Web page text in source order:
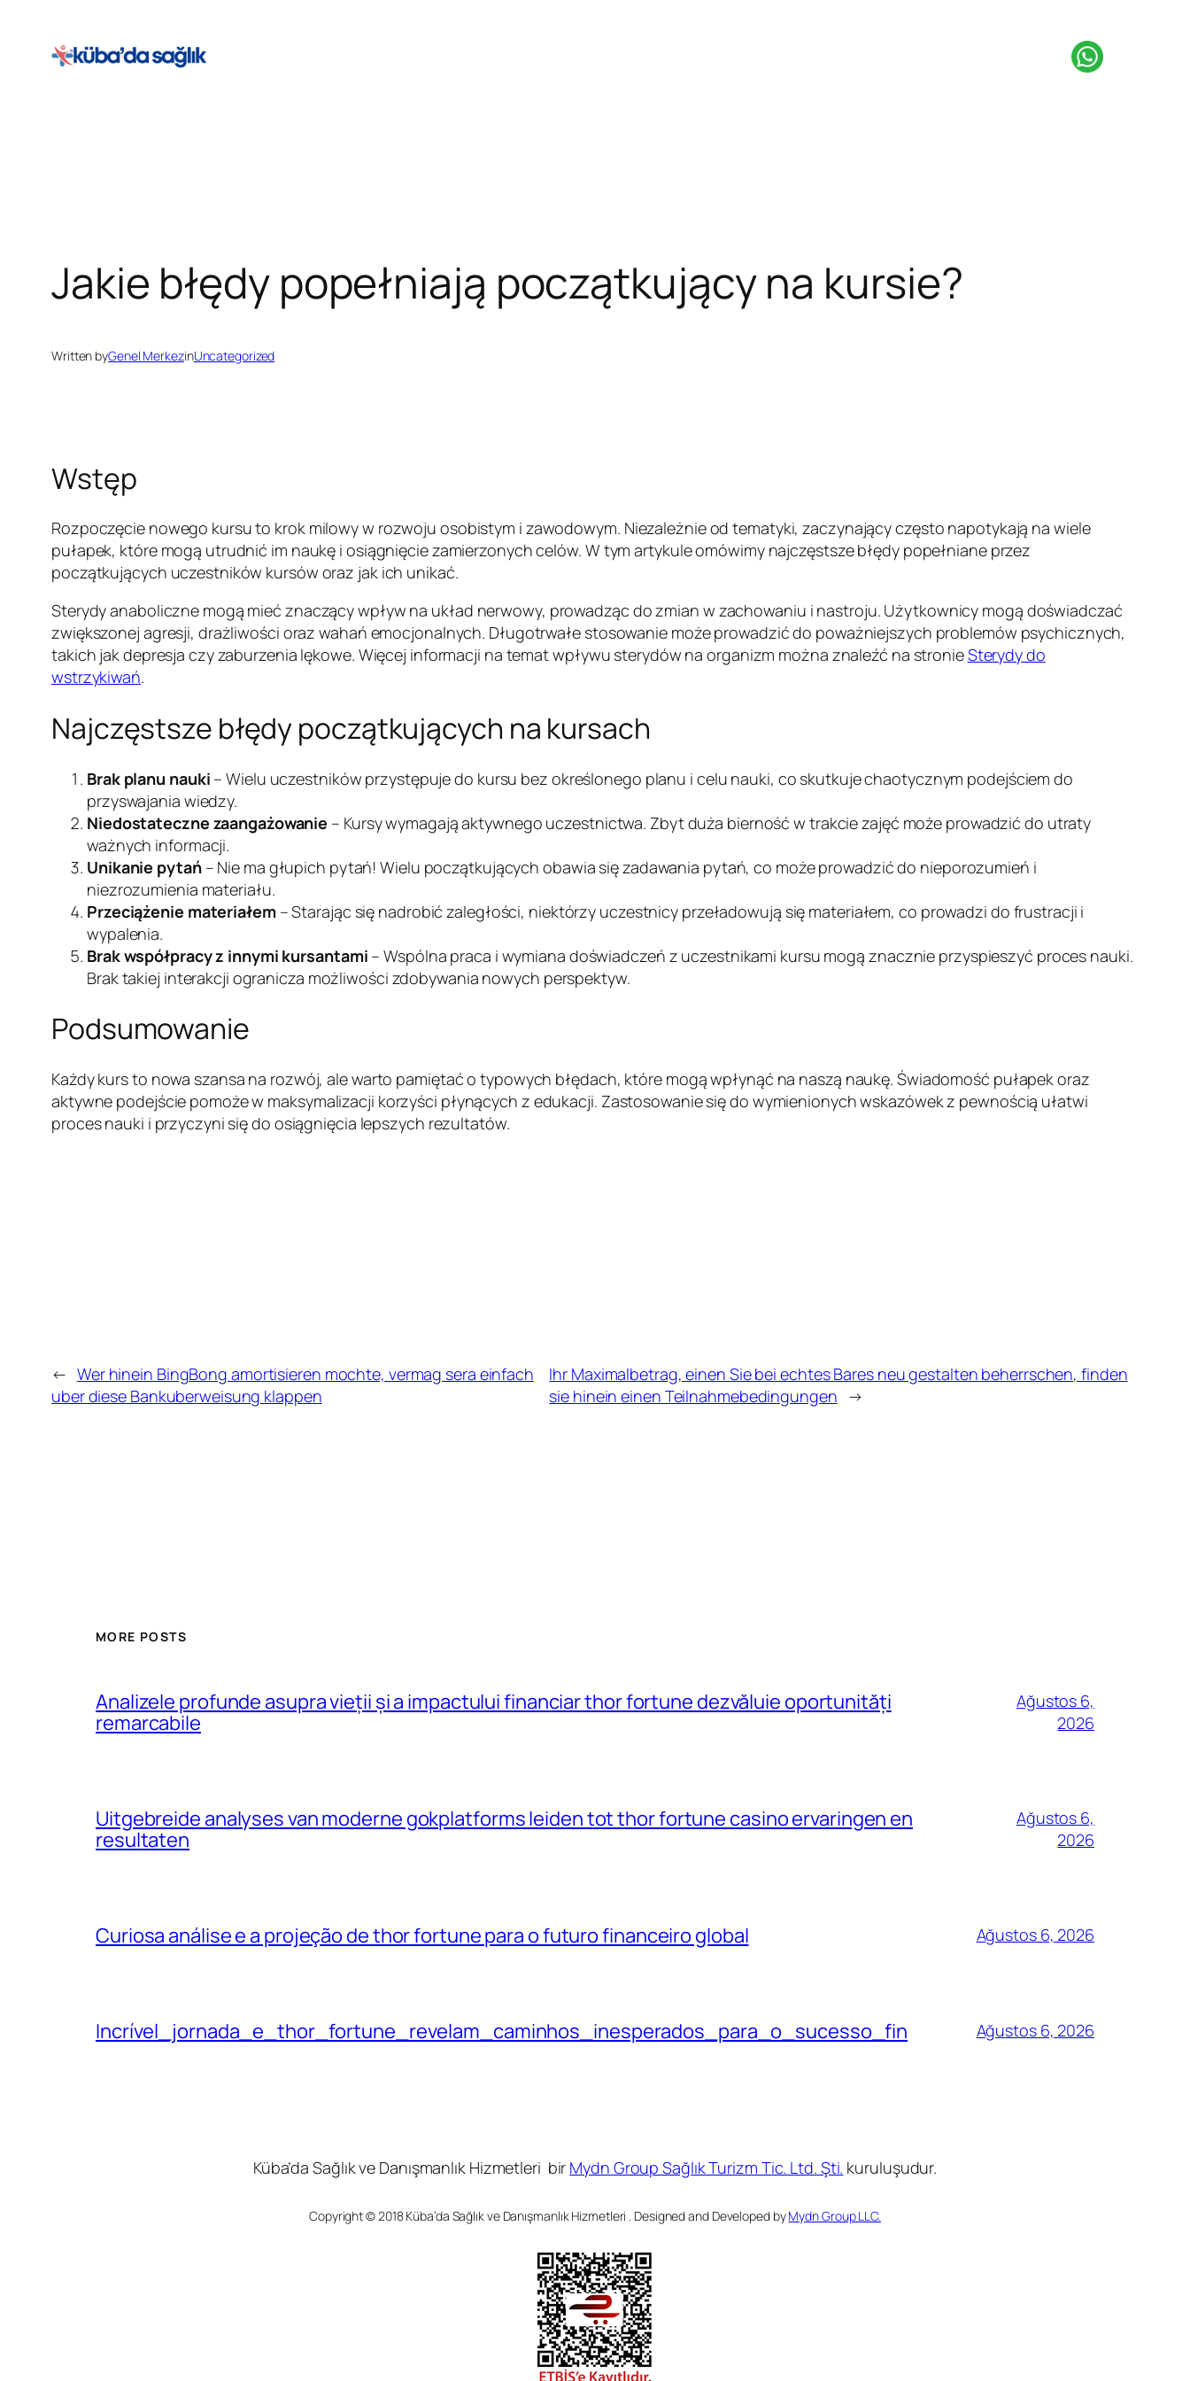
Jakie błędy popełniają początkujący na kursie?
Written byGenel MerkezinUncategorized
Wstęp
Rozpoczęcie nowego kursu to krok milowy w rozwoju osobistym i zawodowym. Niezależnie od tematyki, zaczynający często napotykają na wiele
pułapek, które mogą utrudnić im naukę i osiągnięcie zamierzonych celów. W tym artykule omówimy najczęstsze błędy popełniane przez
początkujących uczestników kursów oraz jak ich unikać.
Sterydy anaboliczne mogą mieć znaczący wpływ na układ nerwowy, prowadząc do zmian w zachowaniu i nastroju. Użytkownicy mogą doświadczać
zwiększonej agresji, drażliwości oraz wahań emocjonalnych. Długotrwałe stosowanie może prowadzić do poważniejszych problemów psychicznych,
takich jak depresja czy zaburzenia lękowe. Więcej informacji na temat wpływu sterydów na organizm można znaleźć na stronieSterydy do
wstrzykiwań.
Najczęstsze błędy początkujących na kursach
Brak planu nauki – Wielu uczestników przystępuje do kursu bez określonego planu i celu nauki, co skutkuje chaotycznym podejściem do
przyswajania wiedzy.
Niedostateczne zaangażowanie – Kursy wymagają aktywnego uczestnictwa. Zbyt duża bierność w trakcie zajęć może prowadzić do utraty
ważnych informacji.
Unikanie pytań– Nie ma głupich pytań! Wielu początkujących obawia się zadawania pytań, co może prowadzić do nieporozumień i
niezrozumienia materiału.
Przeciążenie materiałem– Starając się nadrobić zaległości, niektórzy uczestnicy przeładowują się materiałem, co prowadzi do frustracji i
wypalenia.
Brak współpracy z innymi kursantami – Wspólna praca i wymiana doświadczeń z uczestnikami kursu mogą znacznie przyspieszyć proces nauki.
Brak takiej interakcji ogranicza możliwości zdobywania nowych perspektyw.
Podsumowanie
Każdy kurs to nowa szansa na rozwój, ale warto pamiętać o typowych błędach, które mogą wpłynąć na naszą naukę. Świadomość pułapek oraz
aktywne podejście pomoże w maksymalizacji korzyści płynących z edukacji. Zastosowanie się do wymienionych wskazówek z pewnością ułatwi
proces nauki i przyczyni się do osiągnięcia lepszych rezultatów.
← Wer hinein BingBong amortisieren mochte, vermag sera einfach
uber diese Bankuberweisung klappen
Ihr Maximalbetrag, einen Sie bei echtes Bares neu gestalten beherrschen, finden
sie hinein einen Teilnahmebedingungen →
MORE POSTS
Analizele profunde asupra vieții și a impactului financiar thor fortune dezvăluie oportunități
remarcabile
Ağustos 6,
2026
Uitgebreide analyses van moderne gokplatforms leiden tot thor fortune casino ervaringen en
resultaten
Ağustos 6,
2026
Curiosa análise e a projeção de thor fortune para o futuro financeiro global Ağustos 6, 2026
Incrível_jornada_e_thor_fortune_revelam_caminhos_inesperados_para_o_sucesso_fin Ağustos 6, 2026
Küba’da Sağlık ve Danışmanlık Hizmetleri bir Mydn Group Sağlık Turizm Tic. Ltd. Şti. kuruluşudur.
Copyright © 2018 Küba’da Sağlık ve Danışmanlık Hizmetleri . Designed and Developed byMydn Group LLC.